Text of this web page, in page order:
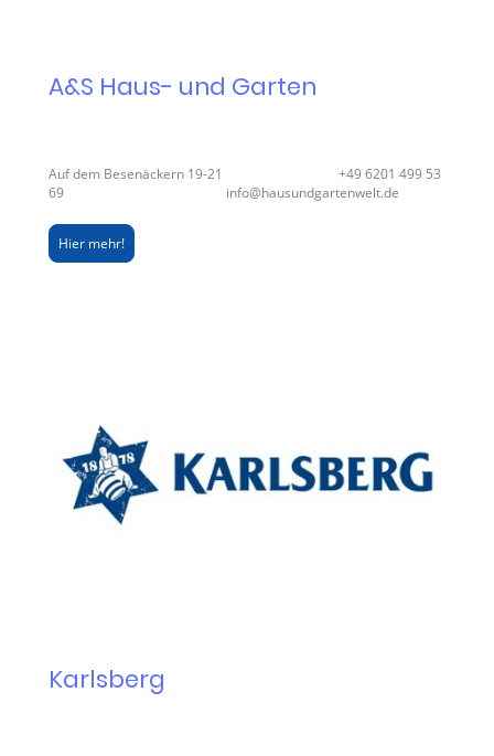
A&S Haus- und Garten
Auf dem Besenäckern 19-21 +49 6201 499 53
69 info@hausundgartenwelt.de
Hier mehr!
Karlsberg